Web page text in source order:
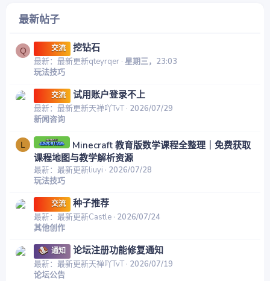
最新帖子
Q 交流 挖钻石
最新：最新更新qteyrqer 星期三，23:03
玩法技巧
交流 试用账户登录不上
最新：最新更新天禅吖TvT 2026/07/29
新闻咨询
L
Minecraft 教育版数学课程全整理｜免费获取
课程地图与教学解析资源
最新：最新更新liuyi
2026/07/28
玩法技巧
交流 种子推荐
最新：最新更新Castle 2026/07/24
其他创作
通知 论坛注册功能修复通知
最新：最新更新天禅吖TvT 2026/07/19
论坛公告